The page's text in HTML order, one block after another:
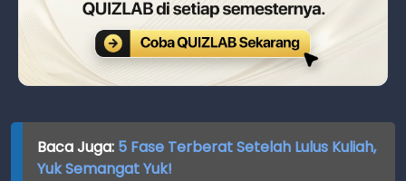
Baca Juga: 5 Fase Terberat Setelah Lulus Kuliah,
Yuk Semangat Yuk!